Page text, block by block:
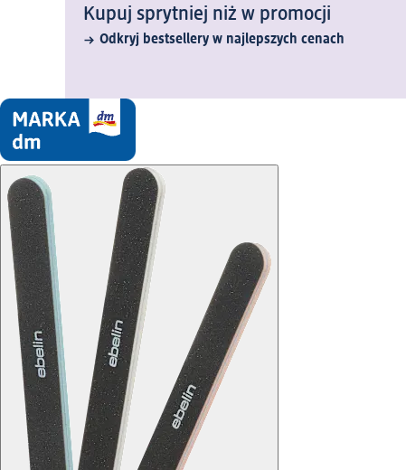
Kupuj sprytniej niż w promocji
Odkryj bestsellery w najlepszych cenach